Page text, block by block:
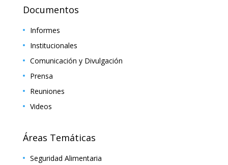
Documentos
Informes
Institucionales
Comunicación y Divulgación
Prensa
Reuniones
Videos
Áreas Temáticas
Seguridad Alimentaria